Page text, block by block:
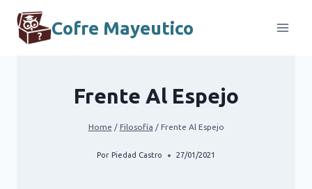
content
Cofre Mayeutico
Frente Al Espejo
Home / Filosofía / Frente Al Espejo
Por Piedad Castro 27/01/2021